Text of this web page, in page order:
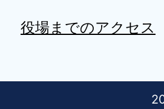
役場までのアクセス